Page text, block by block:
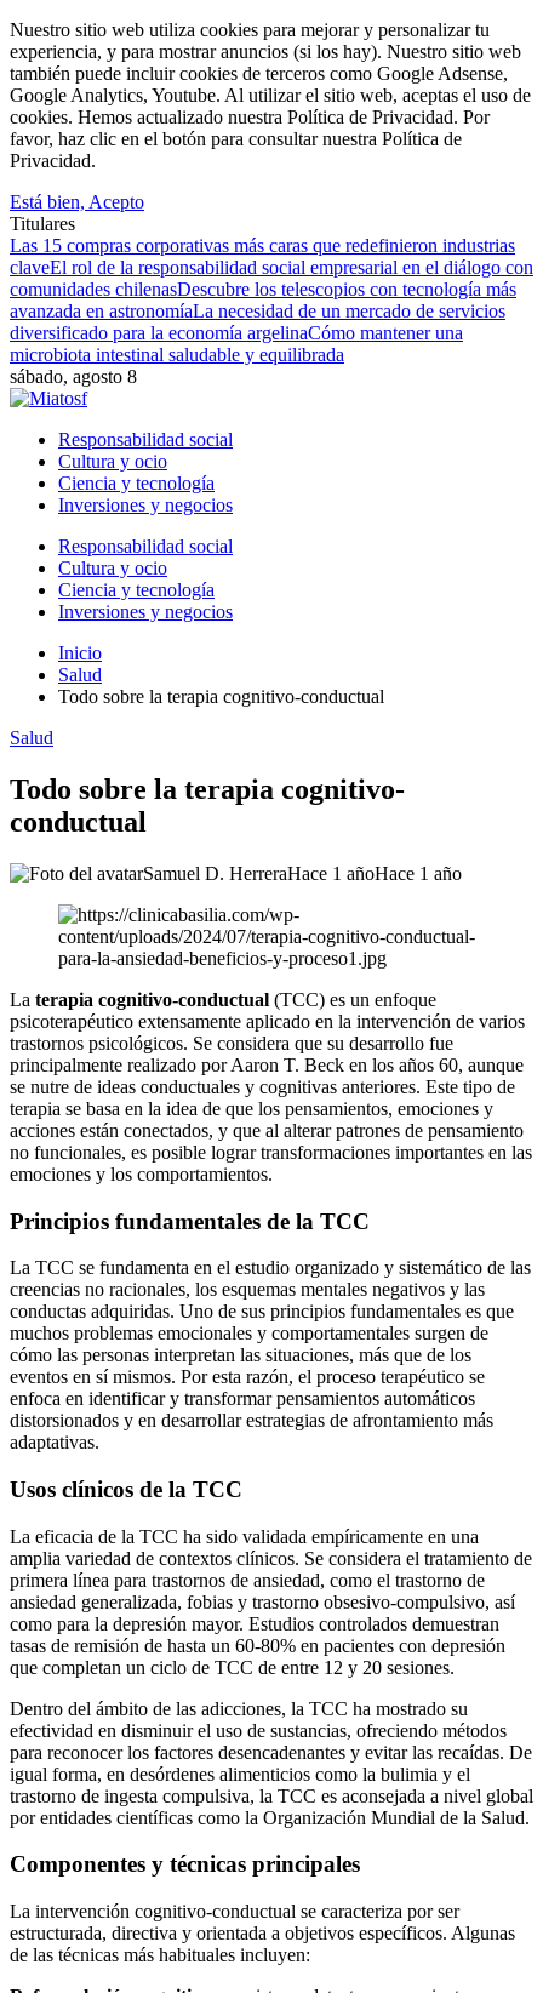
Nuestro sitio web utiliza cookies para mejorar y personalizar tu
experiencia, y para mostrar anuncios (si los hay). Nuestro sitio web
también puede incluir cookies de terceros como Google Adsense,
Google Analytics, Youtube. Al utilizar el sitio web, aceptas el uso de
cookies. Hemos actualizado nuestra Política de Privacidad. Por
favor, haz clic en el botón para consultar nuestra Política de
Privacidad.
Está bien, Acepto
Titulares
Las 15 compras corporativas más caras que redefinieron industrias
claveEl rol de la responsabilidad social empresarial en el diálogo con
comunidades chilenasDescubre los telescopios con tecnología más
avanzada en astronomíaLa necesidad de un mercado de servicios
diversificado para la economía argelinaCómo mantener una
microbiota intestinal saludable y equilibrada
sábado, agosto 8
Responsabilidad social
Cultura y ocio
Ciencia y tecnología
Inversiones y negocios
Responsabilidad social
Cultura y ocio
Ciencia y tecnología
Inversiones y negocios
Inicio
Salud
Todo sobre la terapia cognitivo-conductual
Salud
Todo sobre la terapia cognitivo-
conductual
Samuel D. HerreraHace 1 añoHace 1 año
La terapia cognitivo-conductual (TCC) es un enfoque
psicoterapéutico extensamente aplicado en la intervención de varios
trastornos psicológicos. Se considera que su desarrollo fue
principalmente realizado por Aaron T. Beck en los años 60, aunque
se nutre de ideas conductuales y cognitivas anteriores. Este tipo de
terapia se basa en la idea de que los pensamientos, emociones y
acciones están conectados, y que al alterar patrones de pensamiento
no funcionales, es posible lograr transformaciones importantes en las
emociones y los comportamientos.
Principios fundamentales de la TCC
La TCC se fundamenta en el estudio organizado y sistemático de las
creencias no racionales, los esquemas mentales negativos y las
conductas adquiridas. Uno de sus principios fundamentales es que
muchos problemas emocionales y comportamentales surgen de
cómo las personas interpretan las situaciones, más que de los
eventos en sí mismos. Por esta razón, el proceso terapéutico se
enfoca en identificar y transformar pensamientos automáticos
distorsionados y en desarrollar estrategias de afrontamiento más
adaptativas.
Usos clínicos de la TCC
La eficacia de la TCC ha sido validada empíricamente en una
amplia variedad de contextos clínicos. Se considera el tratamiento de
primera línea para trastornos de ansiedad, como el trastorno de
ansiedad generalizada, fobias y trastorno obsesivo-compulsivo, así
como para la depresión mayor. Estudios controlados demuestran
tasas de remisión de hasta un 60-80% en pacientes con depresión
que completan un ciclo de TCC de entre 12 y 20 sesiones.
Dentro del ámbito de las adicciones, la TCC ha mostrado su
efectividad en disminuir el uso de sustancias, ofreciendo métodos
para reconocer los factores desencadenantes y evitar las recaídas. De
igual forma, en desórdenes alimenticios como la bulimia y el
trastorno de ingesta compulsiva, la TCC es aconsejada a nivel global
por entidades científicas como la Organización Mundial de la Salud.
Componentes y técnicas principales
La intervención cognitivo-conductual se caracteriza por ser
estructurada, directiva y orientada a objetivos específicos. Algunas
de las técnicas más habituales incluyen: